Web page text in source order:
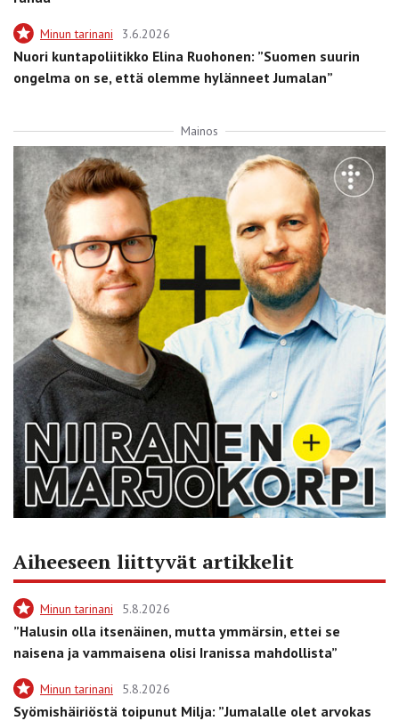
Minun tarinani 3.6.2026
Nuori kuntapoliitikko Elina Ruohonen: ”Suomen suurin
ongelma on se, että olemme hylänneet Jumalan”
Mainos
Aiheeseen liittyvät artikkelit
Minun tarinani 5.8.2026
”Halusin olla itsenäinen, mutta ymmärsin, ettei se
naisena ja vammaisena olisi Iranissa mahdollista”
Minun tarinani 5.8.2026
Syömishäiriöstä toipunut Milja: ”Jumalalle olet arvokas